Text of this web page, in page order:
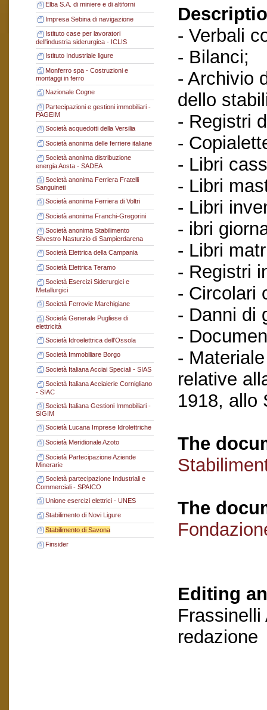
Elba S.A. di miniere e di altiforni
Impresa Sebina di navigazione
Istituto case per lavoratori
dell'industria siderurgica - ICLIS
Istituto Industriale ligure
Monferro spa - Costruzioni e
montaggi in ferro
Nazionale Cogne
Partecipazioni e gestioni immobiliari -
PAGEIM
Società acquedotti della Versilia
Società anonima delle ferriere italiane
Società anonima distribuzione
energia Aosta - SADEA
Società anonima Ferriera Fratelli
Sanguineti
Società anonima Ferriera di Voltri
Società anonima Franchi-Gregorini
Società anonima Stabilimento
Silvestro Nasturzio di Sampierdarena
Società Elettrica della Campania
Società Elettrica Teramo
Società Esercizi Siderurgici e
Metallurgici
Società Ferrovie Marchigiane
Società Generale Pugliese di
elettricità
Società Idroelettrica dell'Ossola
Società Immobiliare Borgo
Società Italiana Acciai Speciali - SIAS
Società Italiana Acciaierie Cornigliano
- SIAC
Società Italiana Gestioni Immobiliari -
SIGIM
Società Lucana Imprese Idrolettriche
Società Meridionale Azoto
Società Partecipazione Aziende
Minerarie
Società partecipazione Industriali e
Commerciali - SPAICO
Unione esercizi elettrici - UNES
Stabilimento di Novi Ligure
Stabilimento di Savona
Finsider
- Verbali
- Bilanci;
- Archivio
dello
- Registri
-
- Libri
- Libri
- Libri
- ibri
- Libri
- Registri
- Circolari
- Danni di
-
-
relative
1918, allo
The
The
Editing
Frassinelli
redazione